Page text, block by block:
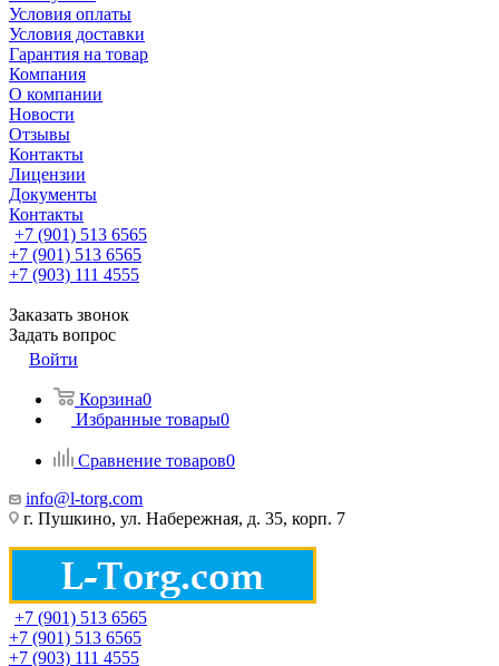
Условия оплаты
Условия доставки
Гарантия на товар
Компания
О компании
Новости
Отзывы
Контакты
Лицензии
Документы
Контакты
+7 (901) 513 6565
+7 (901) 513 6565
+7 (903) 111 4555
Заказать звонок
Задать вопрос
Войти
Корзина0
Избранные товары0
Сравнение товаров0
info@l-torg.com
г. Пушкино, ул. Набережная, д. 35, корп. 7
+7 (901) 513 6565
+7 (901) 513 6565
+7 (903) 111 4555